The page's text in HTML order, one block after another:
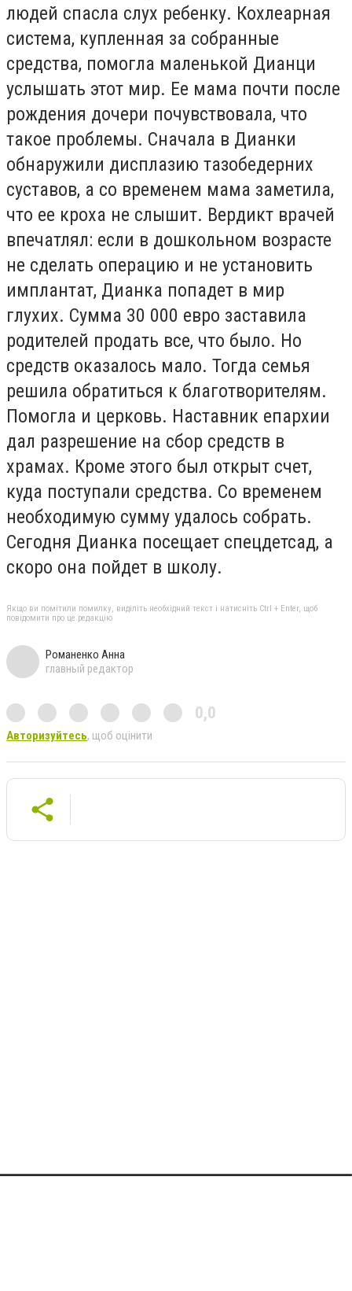
людей спасла слух ребенку. Кохлеарная
система, купленная за собранные
средства, помогла маленькой Дианци
услышать этот мир. Ее мама почти после
рождения дочери почувствовала, что
такое проблемы. Сначала в Дианки
обнаружили дисплазию тазобедерних
суставов, а со временем мама заметила,
что ее кроха не слышит. Вердикт врачей
впечатлял: если в дошкольном возрасте
не сделать операцию и не установить
имплантат, Дианка попадет в мир
глухих. Сумма 30 000 евро заставила
родителей продать все, что было. Но
средств оказалось мало. Тогда семья
решила обратиться к благотворителям.
Помогла и церковь. Наставник епархии
дал разрешение на сбор средств в
храмах. Кроме этого был открыт счет,
куда поступали средства. Со временем
необходимую сумму удалось собрать.
Сегодня Дианка посещает спецдетсад, а
скоро она пойдет в школу.
Якщо ви помітили помилку, виділіть необхідний текст і натисніть Ctrl + Enter, щоб
повідомити про це редакцію
Романенко Анна
главный редактор
0,0
Авторизуйтесь, щоб оцінити